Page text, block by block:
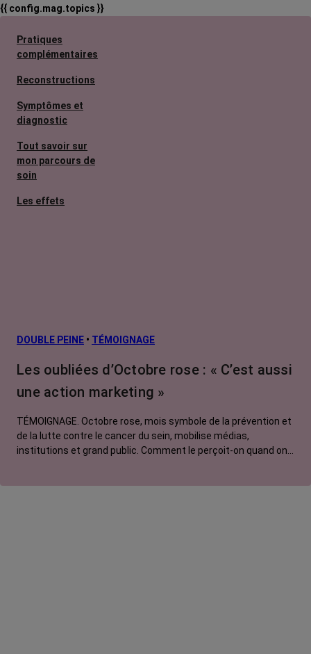
{{ config.mag.topics }}
Pratiques
complémentaires
Reconstructions
Symptômes et
diagnostic
Tout savoir sur
mon parcours de
soin
Les effets
L’après cancer
Traitements
contre le cancer
DOUBLE PEINE • TÉMOIGNAGE
Les oubliées d’Octobre rose : « C’est aussi
une action marketing »
TÉMOIGNAGE. Octobre rose, mois symbole de la prévention et
de la lutte contre le cancer du sein, mobilise médias,
institutions et grand public. Comment le perçoit-on quand on